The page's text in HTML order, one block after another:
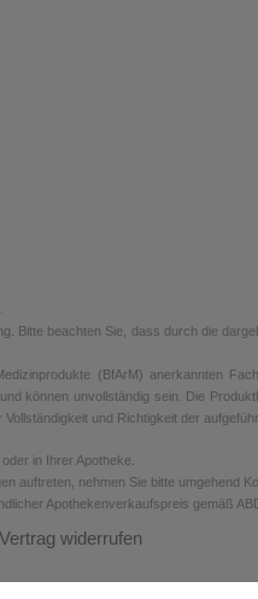
Bitte beachten Sie, dass durch die
(BfArM) anerkannten
können unvollständig sein. Die
und Richtigkeit der
in Ihrer Apotheke.
auftreten, nehmen Sie bitte umgehend
Apothekenverkaufspreis gemäß
Vertrag widerrufen